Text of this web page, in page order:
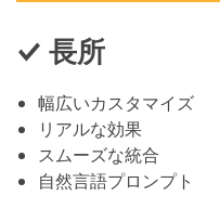
長所
幅広いカスタマイズ
リアルな効果
スムーズな統合
自然言語プロンプト